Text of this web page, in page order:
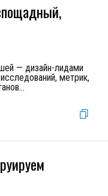
— дизайн-лидами
метрик,
...